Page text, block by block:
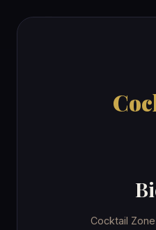
Cocktail
Cocktail
Turf
Turf